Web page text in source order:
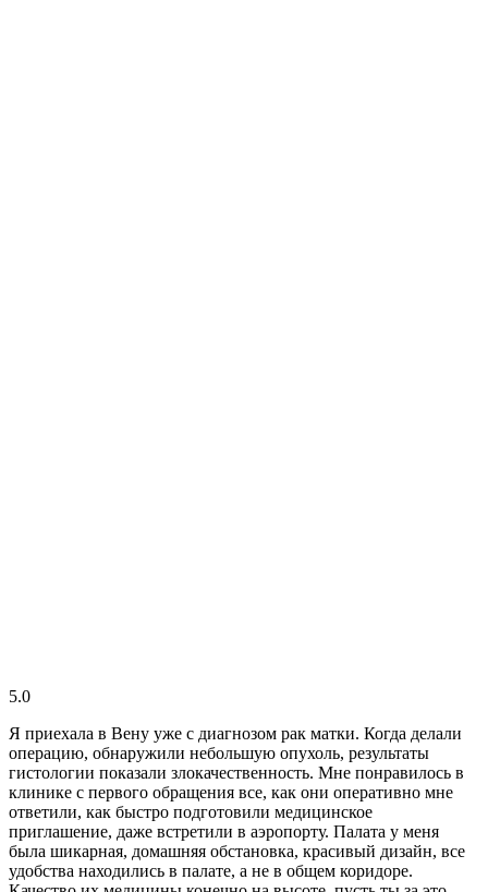
5.0
Я приехала в Вену уже с диагнозом рак матки. Когда делали
операцию, обнаружили небольшую опухоль, результаты
гистологии показали злокачественность. Мне понравилось в
клинике с первого обращения все, как они оперативно мне
ответили, как быстро подготовили медицинское
приглашение, даже встретили в аэропорту. Палата у меня
была шикарная, домашняя обстановка, красивый дизайн, все
удобства находились в палате, а не в общем коридоре.